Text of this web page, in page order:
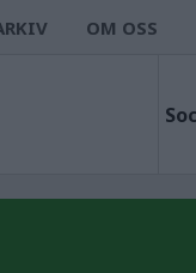
OM OSS